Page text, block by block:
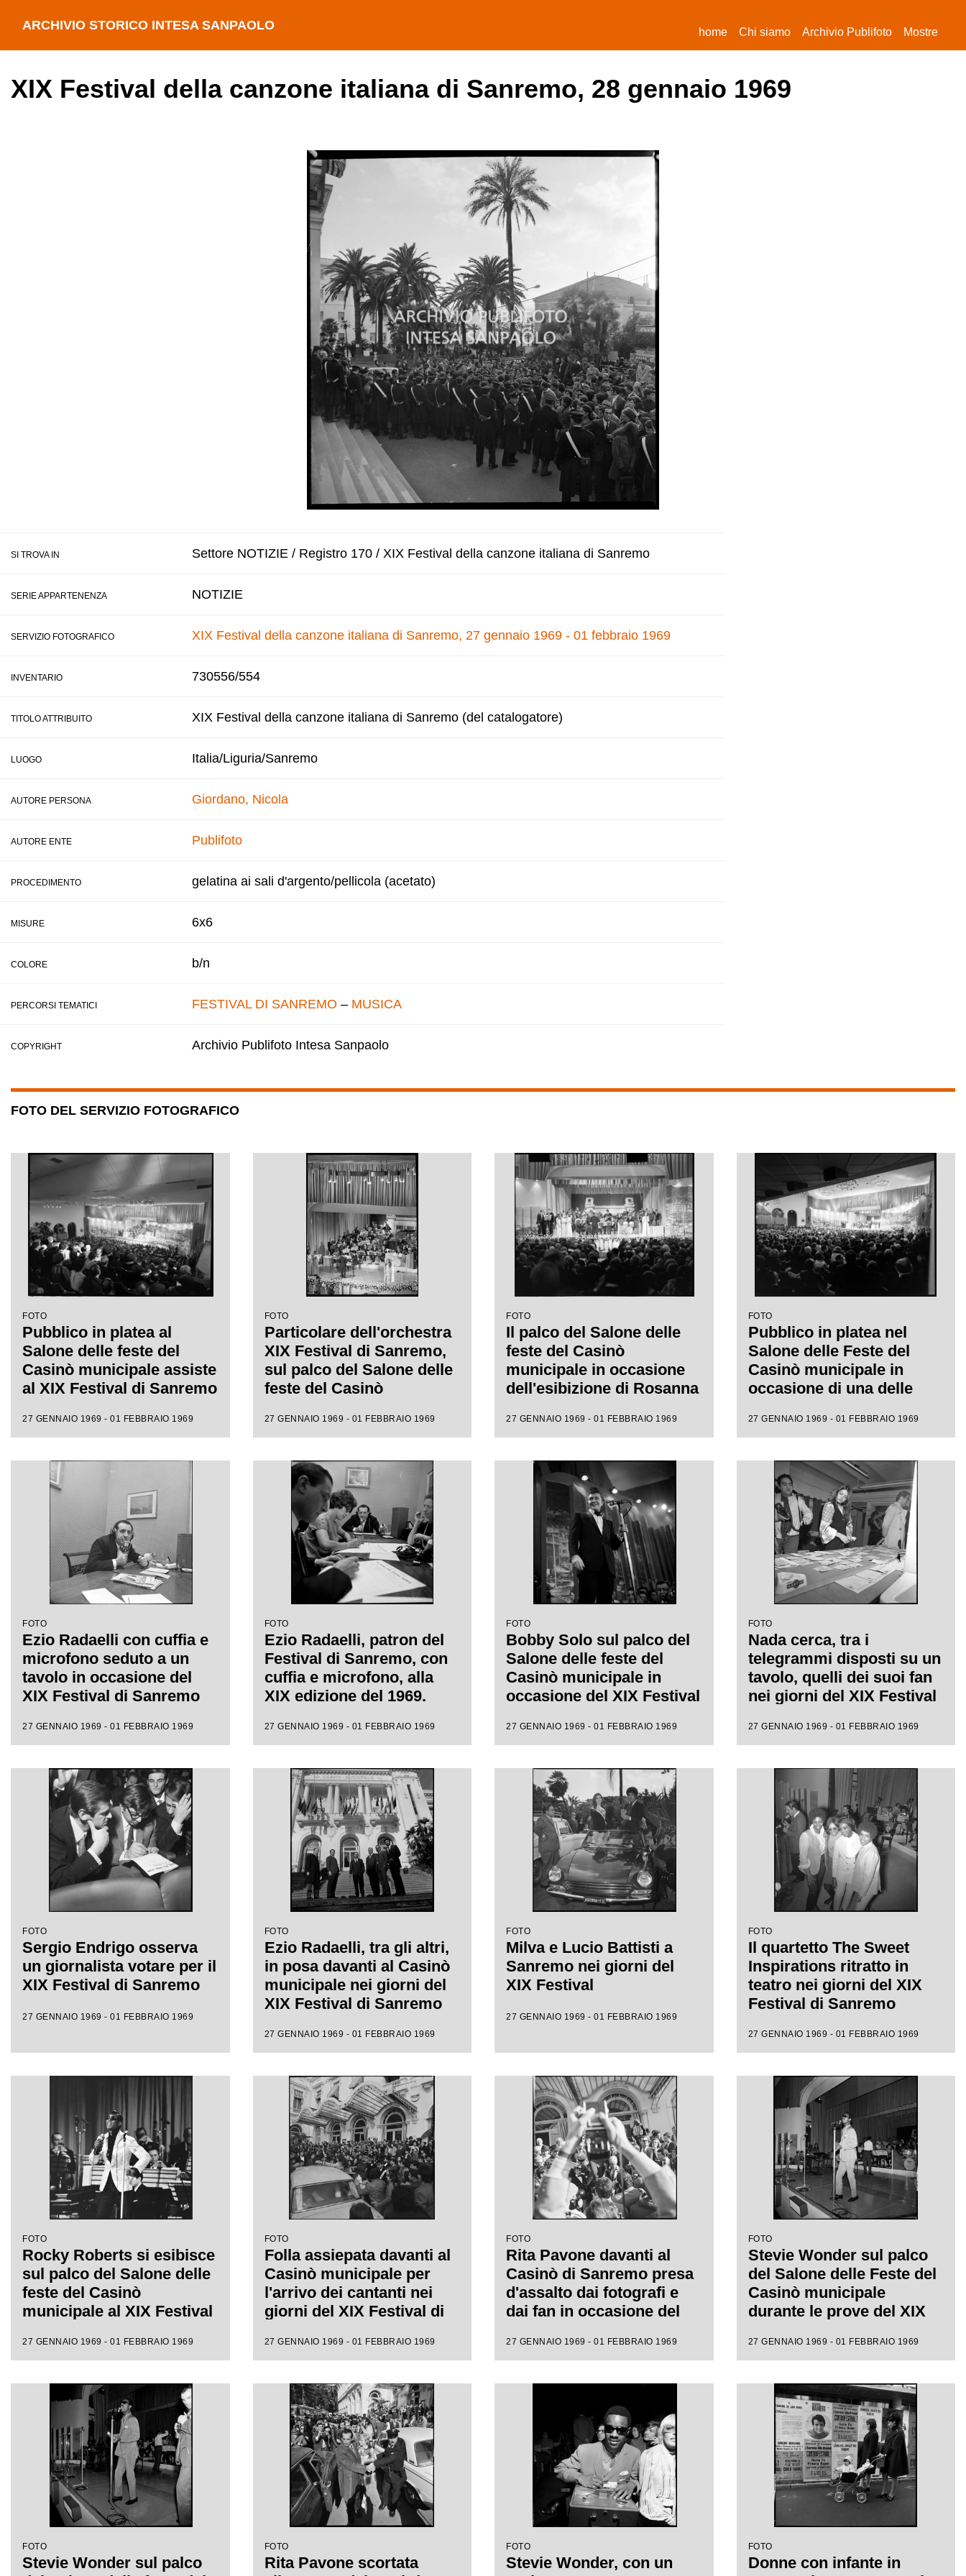
ARCHIVIO STORICO INTESA SANPAOLO home(current)
Chi siamo Archivio Publifoto Mostre
XIX Festival della canzone italiana di Sanremo, 28 gennaio 1969
SI TROVA IN Settore NOTIZIE / Registro 170 / XIX Festival della canzone italiana di Sanremo
SERIE APPARTENENZA NOTIZIE
SERVIZIO FOTOGRAFICO XIX Festival della canzone italiana di Sanremo, 27 gennaio 1969 - 01 febbraio 1969
INVENTARIO 730556/554
TITOLO ATTRIBUITO XIX Festival della canzone italiana di Sanremo (del catalogatore)
LUOGO Italia/Liguria/Sanremo
AUTORE PERSONA Giordano, Nicola
AUTORE ENTE Publifoto
PROCEDIMENTO gelatina ai sali d'argento/pellicola (acetato)
MISURE 6x6
COLORE b/n
PERCORSI TEMATICI FESTIVAL DI SANREMO – MUSICA
COPYRIGHT Archivio Publifoto Intesa Sanpaolo
FOTO DEL SERVIZIO FOTOGRAFICO
FOTO
Pubblico in platea al
Salone delle feste del
Casinò municipale assiste
al XIX Festival di Sanremo
27 GENNAIO 1969 - 01 FEBBRAIO 1969
FOTO
Particolare dell'orchestra
XIX Festival di Sanremo,
sul palco del Salone delle
feste del Casinò
accompagna l'esibizione
27 GENNAIO 1969 - 01 FEBBRAIO 1969
FOTO
Il palco del Salone delle
feste del Casinò
municipale in occasione
dell'esibizione di Rosanna
Sanremo
27 GENNAIO 1969 - 01 FEBBRAIO 1969
FOTO
Pubblico in platea nel
Salone delle Feste del
Casinò municipale in
occasione di una delle
Sanremo
27 GENNAIO 1969 - 01 FEBBRAIO 1969
FOTO
Ezio Radaelli con cuffia e
microfono seduto a un
tavolo in occasione del
XIX Festival di Sanremo
27 GENNAIO 1969 - 01 FEBBRAIO 1969
FOTO
Ezio Radaelli, patron del
Festival di Sanremo, con
cuffia e microfono, alla
XIX edizione del 1969.
27 GENNAIO 1969 - 01 FEBBRAIO 1969
FOTO
Bobby Solo sul palco del
Salone delle feste del
Casinò municipale in
occasione del XIX Festival
27 GENNAIO 1969 - 01 FEBBRAIO 1969
FOTO
Nada cerca, tra i
telegrammi disposti su un
tavolo, quelli dei suoi fan
nei giorni del XIX Festival
27 GENNAIO 1969 - 01 FEBBRAIO 1969
FOTO
Sergio Endrigo osserva
un giornalista votare per il
XIX Festival di Sanremo
27 GENNAIO 1969 - 01 FEBBRAIO 1969
FOTO
Ezio Radaelli, tra gli altri,
in posa davanti al Casinò
municipale nei giorni del
XIX Festival di Sanremo
27 GENNAIO 1969 - 01 FEBBRAIO 1969
FOTO
Milva e Lucio Battisti a
Sanremo nei giorni del
XIX Festival
27 GENNAIO 1969 - 01 FEBBRAIO 1969
FOTO
Il quartetto The Sweet
Inspirations ritratto in
teatro nei giorni del XIX
Festival di Sanremo
27 GENNAIO 1969 - 01 FEBBRAIO 1969
FOTO
Rocky Roberts si esibisce
sul palco del Salone delle
feste del Casinò
municipale al XIX Festival
27 GENNAIO 1969 - 01 FEBBRAIO 1969
FOTO
Folla assiepata davanti al
Casinò municipale per
l'arrivo dei cantanti nei
giorni del XIX Festival di
27 GENNAIO 1969 - 01 FEBBRAIO 1969
FOTO
Rita Pavone davanti al
Casinò di Sanremo presa
d'assalto dai fotografi e
dai fan in occasione del
italiana
27 GENNAIO 1969 - 01 FEBBRAIO 1969
FOTO
Stevie Wonder sul palco
del Salone delle Feste del
Casinò municipale
durante le prove del XIX
27 GENNAIO 1969 - 01 FEBBRAIO 1969
FOTO
Stevie Wonder sul palco
FOTO
Rita Pavone scortata
FOTO
Stevie Wonder, con un
FOTO
Donne con infante in